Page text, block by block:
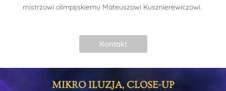
mistrzowi olimpijskiemu Mateuszowi Kusznierewiczowi.
Kontakt
MIKRO ILUZJA, CLOSE-UP